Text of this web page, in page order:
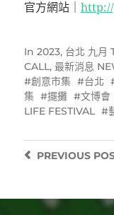
官方網站｜
In 2023, 台北 九月
CALL, 最新消息
創意市集
台北
集
擺攤 文博會
LIFE FESTIVAL
PREVIOUS